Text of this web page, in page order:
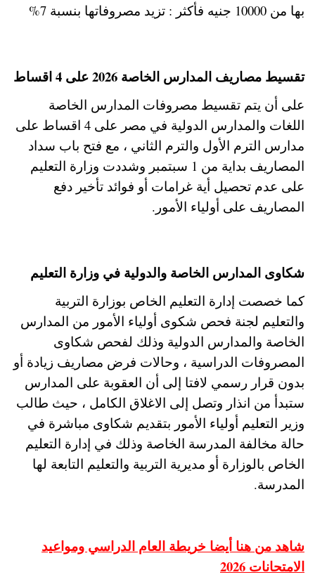
بها من 10000 جنيه فأكثر : تزيد مصروفاتها بنسبة 7%
تقسيط مصاريف المدارس الخاصة 2026 على 4 اقساط
على أن يتم تقسيط مصروفات المدارس الخاصة
اللغات والمدارس الدولية في مصر على 4 اقساط على
مدارس الترم الأول والترم الثاني ، مع فتح باب سداد
المصاريف بداية من 1 سبتمبر وشددت وزارة التعليم
على عدم تحصيل أية غرامات أو فوائد تأخير دفع
المصاريف على أولياء الأمور.
شكاوى المدارس الخاصة والدولية في وزارة التعليم
كما خصصت إدارة التعليم الخاص بوزارة التربية
والتعليم لجنة فحص شكوى أولياء الأمور من المدارس
الخاصة والمدارس الدولية وذلك لفحص شكاوى
المصروفات الدراسية ، وحالات فرض مصاريف زيادة أو
بدون قرار رسمي لافتا إلى أن العقوبة على المدارس
ستبدأ من انذار وتصل إلى الاغلاق الكامل ، حيث طالب
وزير التعليم أولياء الأمور بتقديم شكاوى مباشرة في
حالة مخالفة المدرسة الخاصة وذلك في إدارة التعليم
الخاص بالوزارة أو مديرية التربية والتعليم التابعة لها
المدرسة.
شاهد من هنا أيضا خريطة العام الدراسي ومواعيد
الامتحانات 2026